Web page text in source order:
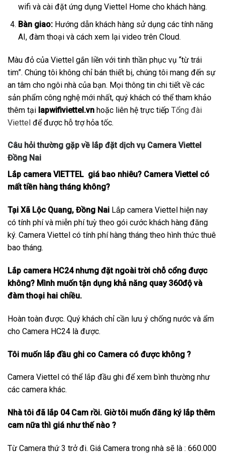
wifi và cài đặt ứng dụng Viettel Home cho khách hàng.
Bàn giao:Hướng dẫn khách hàng sử dụng các tính năng
AI, đàm thoại và cách xem lại video trên Cloud.
Màu đỏ của Viettel gắn liền với tinh thần phục vụ “từ trái
tim”. Chúng tôi không chỉ bán thiết bị, chúng tôi mang đến sự
an tâm cho ngôi nhà của bạn. Mọi thông tin chi tiết về các
sản phẩm công nghệ mới nhất, quý khách có thể tham khảo
thêm tại lapwifiviettel.vn hoặc liên hệ trực tiếp Tổng đài
Viettel để được hỗ trợ hỏa tốc.
Câu hỏi thường gặp về lắp đặt dịch vụ Camera Viettel
Đồng Nai
Lắp camera VIETTEL giá bao nhiêu? Camera Viettel có
mất tiền hàng tháng không?
Tại Xã Lộc Quang, Đồng Nai Lắp camera Viettel hiện nay
có tính phí và miễn phí tuỳ theo gói cước khách hàng đăng
ký. Camera Viettel có tính phí hàng tháng theo hình thức thuê
bao tháng.
Lắp camera HC24 nhưng đặt ngoài trời chỗ cổng được
không? Mình muốn tận dụng khả năng quay 360độ và
đàm thoại hai chiều.
Hoàn toàn được. Quý khách chỉ cần lưu ý chống nước và ẩm
cho Camera HC24 là được.
Tôi muốn lắp đầu ghi co Camera có được không ?
Camera Viettel có thể lắp đầu ghi để xem bình thường như
các camera khác.
Nhà tôi đã lắp 04 Cam rồi. Giờ tôi muốn đăng ký lắp thêm
cam nữa thì giá như thế nào ?
Từ Camera thứ 3 trở đi. Giá Camera trong nhà sẽ là : 660.000